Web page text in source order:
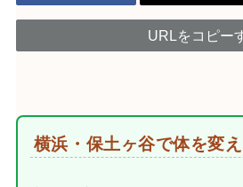
URLをコピー
横浜・保土ヶ谷で体を変